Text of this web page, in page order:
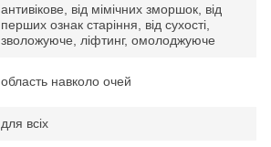
антивікове, від мімічних зморшок, від
перших ознак старіння, від сухості,
зволожуюче, ліфтинг, омолоджуюче
область навколо очей
для всіх